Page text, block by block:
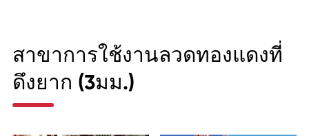
สาขาการใช้งานลวดทองแดงที่
ดึงยาก (3มม.)